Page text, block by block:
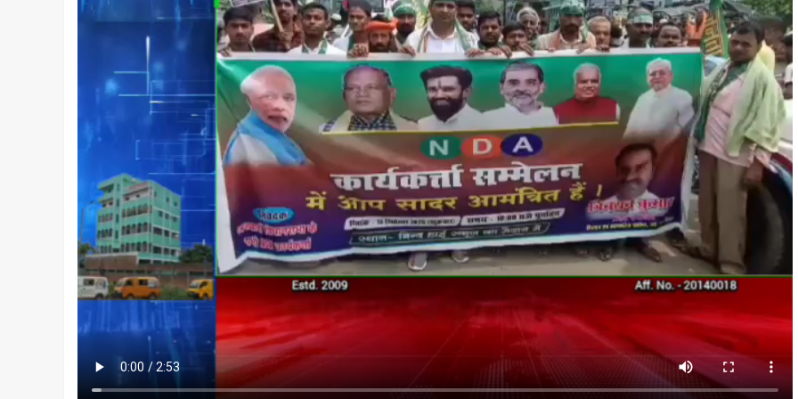
रौंदा, हाथ में गंभीर चोट; चालक हिरासत में, ट्रक
shankar August 6, 2026 0
भागन बीघा ओपी क्षेत्र में हादसे के बाद मची अफरा-तफरी, स्थानीय
लोगों ने घायल को अस्पताल पहुंचाया, पुलिस जांच में जुटी रहुई -
बीघा...
Read More